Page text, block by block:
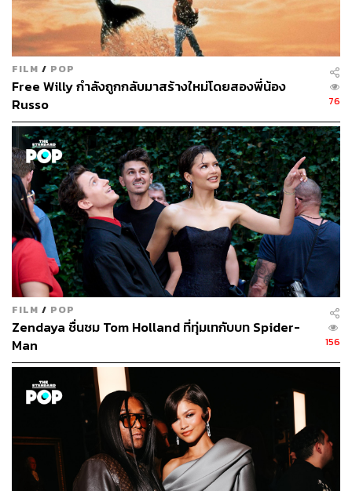
สามารถร่วมสนุกกับเหล่าอเวนเจอร์สได้อย่างเต็มที่ แต่ถ้ายัง
จินตนาการไม่ออก อยากให้มอง The Marvel Experience
Thailand เหมือนเป็นส่วนหนึ่งในดิสนีย์แลนด์ที่รวมเรื่องซู
เปอร์ฮีโร่เอาไว้ ซึ่งภายในก็มี นิก ฟิวรี หัวหน้าหน่วย
S.H.I.E.L.D และตัวละครอื่นๆ จาก
ฮีโร่ เอ็กซ์พีเรียนซ์ จำกัด กล่าว
The Marvel Experience Thailand จะตั้งอยู่ภายในบริเวณ
ศูนย์การค้าเมกาบางนา บนพื้นที่กว่า 10,000 ตารางเมตร
ด้วยงบลงทุนกว่า 1 พันล้านบาท และมีแผนจะแล้วเสร็จใน
เดือนพฤษภาคมที่จะถึงนี้ โดยวางราคาตั๋วเข้าชมคร่าวๆ ไว้ที่
35 เหรียญสหรัฐ หรือประมาณ 1,115 บาท เตรียมตัวให้
พร้อม!
FILM / POP
Free Willy กำลังถูกกลับมาสร้างใหม่โดยสองพี่น้อง
Russo
76
FILM / POP
Zendaya ชื่นชม Tom Holland ที่ทุ่มเทกับบท Spider-
Man
156